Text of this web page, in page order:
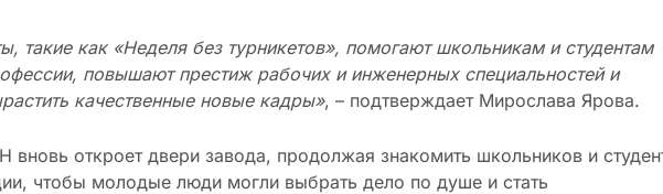
такие как «Неделя без турникетов», помогают школьникам и студентам
повышают престиж рабочих и инженерных специальностей и
качественные новые кадры», – подтверждает Мирослава Ярова.
откроет двери завода, продолжая знакомить школьников и
чтобы молодые люди могли выбрать дело по душе и стать